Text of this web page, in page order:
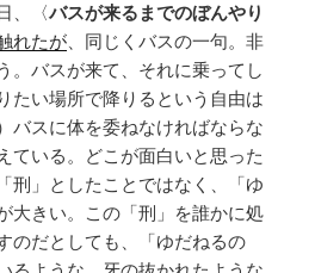
、〈バスが来るまでのぼんやり
れたが 、同じくバスの一句。非
。バスが来て、それに乗ってし
たい場所で降りるという自由は
バスに体を委ねなければならな
ている。どこが面白いと思った
刑」としたことではなく、「ゆ
大きい。この「刑」を誰かに処
のだとしても、「ゆだねるの